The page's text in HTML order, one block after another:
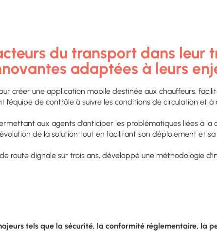
du transport dans leur
adaptées à leurs
créer une application mobile destinée aux chauffeurs,
de contrôle à suivre les conditions de circulation et
aux agents d’anticiper les problématiques liées à
de la solution tout en facilitant son déploiement et
route digitale sur trois ans, développé une méthodologie
tels que la sécurité, la conformité réglementaire, la